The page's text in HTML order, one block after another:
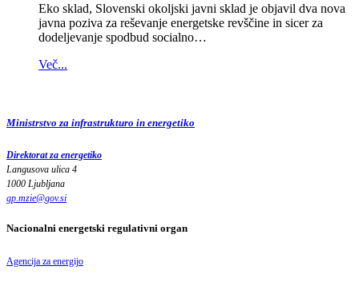
Eko sklad, Slovenski okoljski javni sklad je objavil dva nova
javna poziva za reševanje energetske revščine in sicer za
dodeljevanje spodbud socialno…
Več...
Ministrstvo za infrastrukturo in energetiko
Direktorat za energetiko
Langusova ulica 4
1000 Ljubljana
gp.mzie@gov.si
Nacionalni energetski regulativni organ
Agencija za energijo